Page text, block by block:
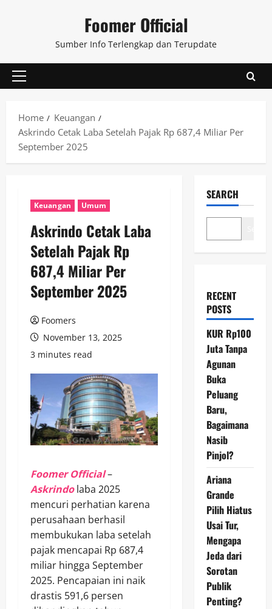
Foomer Official
Sumber Info Terlengkap dan Terupdate
Primary
Home
Keuangan
Askrindo Cetak Laba Setelah Pajak Rp 687,4 Miliar Per
September 2025
Keuangan Umum
Askrindo Cetak Laba
Setelah Pajak Rp
687,4 Miliar Per
September 2025
Foomers
November 13, 2025
3 minutes read
Foomer Official–
Askrindolaba 2025
mencuri perhatian karena
perusahaan berhasil
membukukan laba setelah
pajak mencapai Rp 687,4
miliar hingga September
2025. Pencapaian ini naik
drastis 591,6 persen
SEARCH
RECENT
POSTS
KUR Rp100
Juta Tanpa
Agunan
Buka
Peluang
Baru,
Bagaimana
Nasib
Pinjol?
Ariana
Grande
Pilih Hiatus
Usai Tur,
Mengapa
Jeda dari
Sorotan
Publik
Penting?